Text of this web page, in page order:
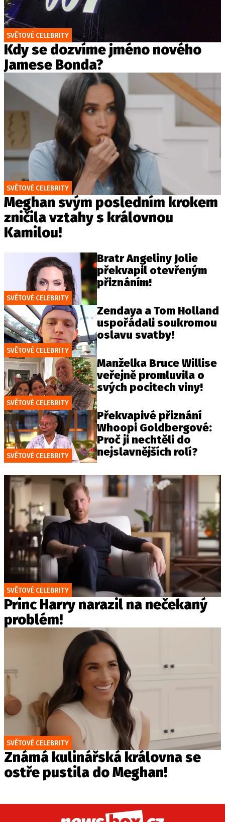
SVĚTOVÉ CELEBRITY
Kdy se dozvíme jméno nového
Jamese Bonda?
SVĚTOVÉ CELEBRITY
Meghan svým posledním krokem
zničila vztahy s královnou
Kamilou!
SVĚTOVÉ CELEBRITY
Bratr Angeliny Jolie
překvapil otevřeným
přiznáním!
SVĚTOVÉ CELEBRITY
Zendaya a Tom Holland
uspořádali soukromou
oslavu svatby!
SVĚTOVÉ CELEBRITY
Manželka Bruce Willise
veřejně promluvila o
svých pocitech viny!
SVĚTOVÉ CELEBRITY
Překvapivé přiznání
Whoopi Goldbergové:
Proč ji nechtěli do
nejslavnějších rolí?
SVĚTOVÉ CELEBRITY
Princ Harry narazil na nečekaný
problém!
SVĚTOVÉ CELEBRITY
Známá kulinářská královna se
ostře pustila do Meghan!